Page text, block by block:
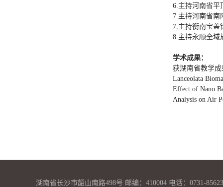
6.主持河南省平
7.主持河南省南
7.主持衡南宝盖
8.主持永顺全域
学术成果：
获湖南省教学成
Lanceolata
Effect of Nano
Analysis on Air
湖南省长沙市韶山南路498号 邮编：410004 电话：0731-